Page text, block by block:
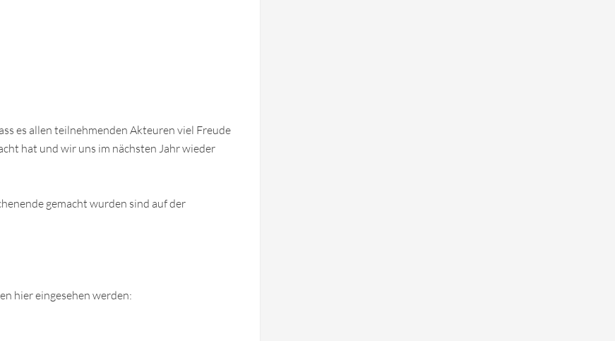
es allen teilnehmenden Akteuren viel Freude
hat und wir uns im nächsten Jahr wieder
gemacht wurden sind auf der
hier eingesehen werden: